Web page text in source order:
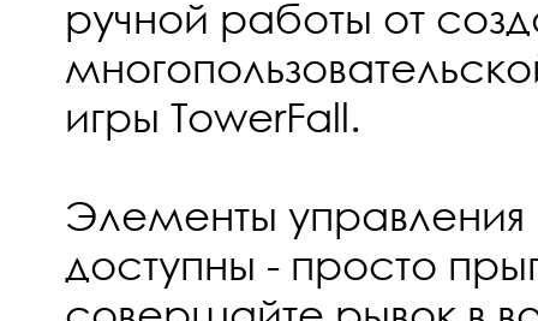
ручной работы от
игры TowerFall.
Элементы управления
доступны - просто